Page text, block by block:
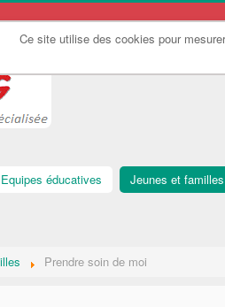
Ce site utilise des cookies pour
Equipes éducatives Jeunes et familles
Prendre soin de moi